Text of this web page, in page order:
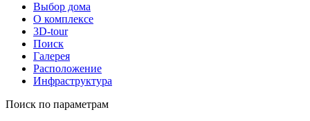
Выбор дома
О комплексе
3D-tour
Поиск
Галерея
Расположение
Инфраструктура
Поиск по параметрам